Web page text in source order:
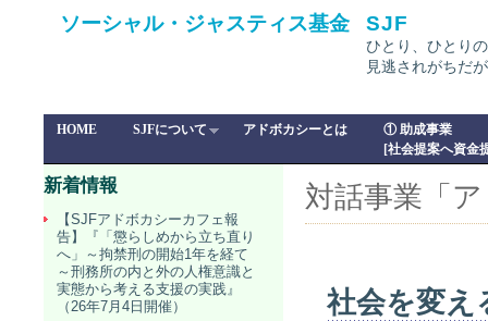
ソーシャル・ジャスティス基金 SJF
ひとり、ひとり
見逃されがちだ
HOME SJFについて アドボカシーとは
① 助成事業
[社会提案へ資金
対話事業「
社会を変え
新着情報
【SJFアドボカシーカフェ報
告】『「懲らしめから立ち直り
へ」～拘禁刑の開始1年を経て
～刑務所の内と外の人権意識と
実態から考える支援の実践』
（26年7月4日開催）